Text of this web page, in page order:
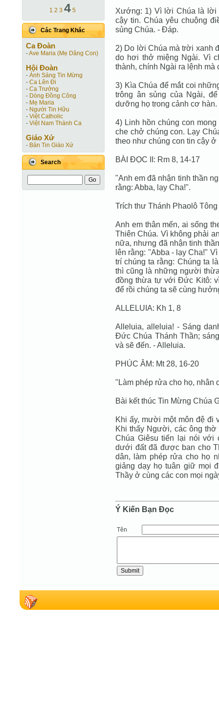
1 2 3 4 5
Các Trang Khác
Ca Ðoàn
-Ave Maria (Mẹ Dâng Con)
Hội Ðoàn
- Ánh Sáng Tin Mừng
- Ca Lên Đi
- Ca Trưởng
- Dòng Đồng Công
- Mẹ Maria
- Người Tin Hữu
- Việt Catholic
- Việt Nam Thánh Ca
Giáo Xứ
- Bản Tin Giáo Xứ
Search
Xướng: 1) Vì lời Chúa là lời
cậy tin. Chúa yêu chuộng
sủng Chúa. - Đáp.
2) Do lời Chúa mà trời xanh
do hơi thở miệng Ngài. Vì
thành, chính Ngài ra lệnh
3) Kìa Chúa để mắt coi
trông ân sủng của Ngài,
dưỡng họ trong cảnh cơ
4) Linh hồn chúng con
che chở chúng con. Lạy
theo như chúng con tin cậy
BÀI ĐỌC II: Rm 8, 14-17
"Anh em đã nhận tinh thần
rằng: Abba, lạy Cha!".
Trích thư Thánh Phaolô
Anh em thân mến, ai sống
Thiên Chúa. Vì không phải
nữa, nhưng đã nhận tinh
lên rằng: "Abba - lạy Cha!"
trí chúng ta rằng: Chúng ta
thì cũng là những người
đồng thừa tự với Đức Kitô:
để rồi chúng ta sẽ cùng
ALLELUIA: Kh 1, 8
Alleluia, alleluia! - Sáng
Đức Chúa Thánh Thần;
và sẽ đến. - Alleluia.
PHÚC ÂM: Mt 28, 16-20
"Làm phép rửa cho họ, nhân
Bài kết thúc Tin Mừng Chúa
Khi ấy, mười một môn đệ đi
Khi thấy Người, các ông
Chúa Giêsu tiến lại nói với
dưới đất đã được ban cho
dân, làm phép rửa cho họ
giảng dạy họ tuân giữ mọi
Thầy ở cùng các con mọi
Ý Kiến Bạn Ðọc
Tên